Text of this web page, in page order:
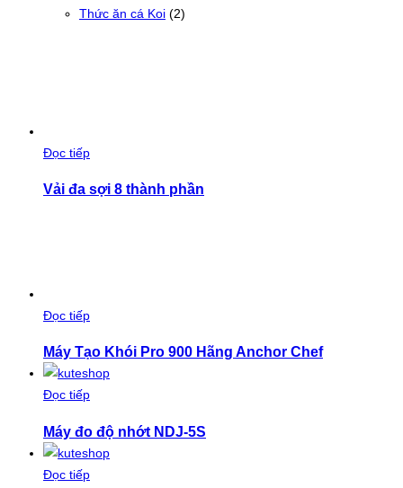
Thức ăn cá Koi (2)
Đọc tiếp
Vải đa sợi 8 thành phần
Đọc tiếp
Máy Tạo Khói Pro 900 Hãng Anchor Chef
Đọc tiếp
Máy đo độ nhớt NDJ-5S
Đọc tiếp